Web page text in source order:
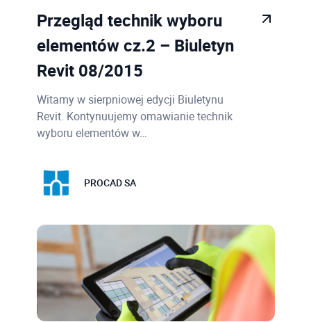
Przegląd technik wyboru
elementów cz.2 – Biuletyn
Revit 08/2015
Witamy w sierpniowej edycji Biuletynu
Revit. Kontynuujemy omawianie technik
wyboru elementów w…
PROCAD SA